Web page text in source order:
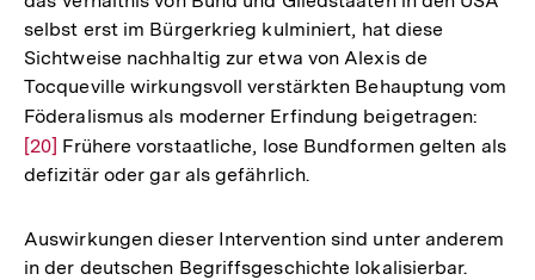
selbst erst im Bürgerkrieg kulminiert, hat diese
Sichtweise nachhaltig zur etwa von Alexis de
Tocqueville wirkungsvoll verstärkten Behauptung vom
Föderalismus als moderner Erfindung beigetragen:
[20] Frühere vorstaatliche, lose Bundformen gelten als
defizitär oder gar als gefährlich.
Auswirkungen dieser Intervention sind unter anderem
in der deutschen Begriffsgeschichte lokalisierbar.